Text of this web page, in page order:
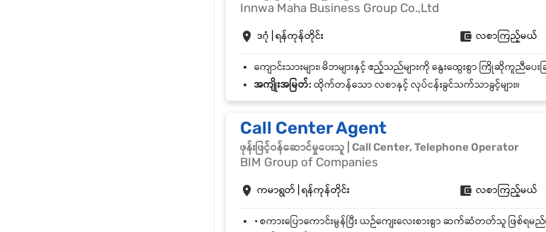
Innwa Maha Business Group Co.,Ltd
ဒဂုံ | ရန်ကုန်တိုင်း လစာကြည့်မယ်
အကျိုးအမြတ်: ထိုက်တန်သော လစာနှင့် လုပ်ငန်းခွင်သက်သာခွင့်များ။
Call Center Agent
ဖုန်းဖြင့်ဝန်ဆောင်မှုပေးသူ | Call Center, Telephone Operator
BIM Group of Companies
ကမာရွတ် | ရန်ကုန်တိုင်း လစာကြည့်မယ်